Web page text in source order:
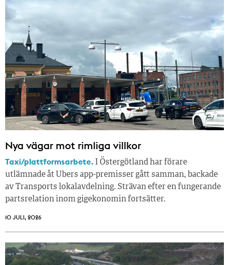
Nya vägar mot rimliga villkor
Taxi/plattformsarbete. I Östergötland har förare
utlämnade åt Ubers app-premisser gått samman, backade
av Transports lokalavdelning. Strävan efter en fungerande
partsrelation inom gigekonomin fortsätter.
10 JULI, 2026